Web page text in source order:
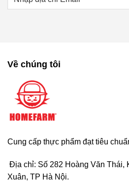
Về chúng tôi
Cung cấp thực phẩm đạt tiêu
Địa chỉ: Số 282 Hoàng Văn Thái,
Xuân, TP Hà Nội.